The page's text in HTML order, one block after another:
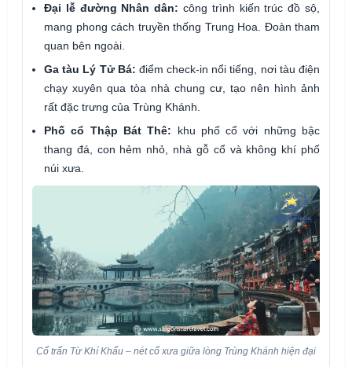
Đại lễ đường Nhân dân: công trình kiến trúc đồ sộ,
mang phong cách truyền thống Trung Hoa. Đoàn tham
quan bên ngoài.
Ga tàu Lý Tử Bá: điểm check-in nổi tiếng, nơi tàu điện
chạy xuyên qua tòa nhà chung cư, tạo nên hình ảnh
rất đặc trưng của Trùng Khánh.
Phố cổ Thập Bát Thê: khu phố cổ với những bậc
thang đá, con hẻm nhỏ, nhà gỗ cổ và không khí phố
núi xưa.
Cổ trấn Từ Khí Khẩu – nét cổ xưa giữa lòng Trùng Khánh hiện đại